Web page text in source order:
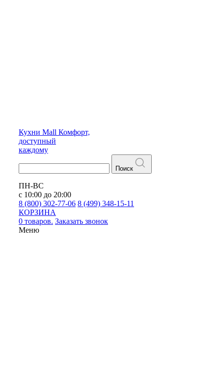
Кухни Mall Комфорт,
доступный
каждому
Поиск
ПН-ВС
с 10:00 до 20:00
8 (800) 302-77-06 8 (499) 348-15-11
КОРЗИНА
0 товаров. Заказать звонок
Меню